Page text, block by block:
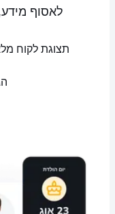
לאסוף
תצוגת לקוח